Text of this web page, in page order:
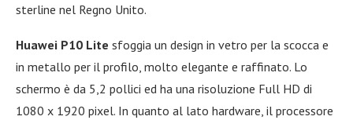
sterline nel Regno Unito.
Huawei P10 Lite sfoggia un design in vetro per la scocca e
in metallo per il profilo, molto elegante e raffinato. Lo
schermo è da 5,2 pollici ed ha una risoluzione Full HD di
1080 x 1920 pixel. In quanto al lato hardware, il processore